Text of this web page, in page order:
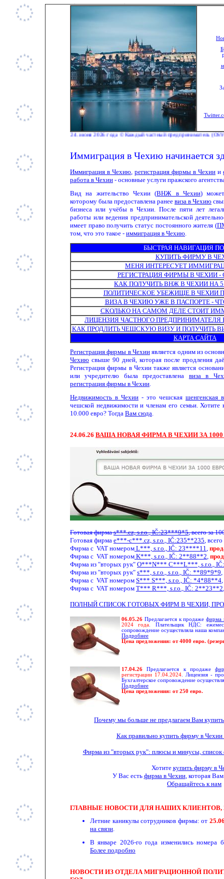
© 24. июня 2026 года © Каждый частный предприниматель (OSVČ) в Чехии с
Иммиграция в Чехию начинается
Иммиграция в Чехию, регистрация фирмы в Чехии и
работа в Чехии - основные услуги пражского
Вид на жительство Чехии (ВНЖ в Чехии)
которому была предоставлена ранее виза в Чехию
бизнеса или учёбы в Чехии. После пяти лет
работы или ведения предпринимательской
имеет право получить статус постоянного жителя (
том, что это такое - иммиграция в Чехию
БЫСТРАЯ НАВИГАЦИЯ
КУПИТЬ ФИРМУ В
МЕНЯ ИНТЕРЕСУЕТ
РЕГИСТРАЦИЯ ФИРМЫ В ЧЕХИИ -
КАК ПОЛУЧИТЬ ВНЖ В ЧЕХИИ НА
ПОЛИТИЧЕСКОЕ УБЕЖИЩЕ В ЧЕХИИ
ВИЗА В ЧЕХИЮ УЖЕ В ПАСПОРТЕ -
СКОЛЬКО НА САМОМ ДЕЛЕ СТОИТ
ЛИЦЕНЗИЯ ЧАСТНОГО ПРЕДПРИНИМАТЕЛЯ
КАК ПРОДЛИТЬ ЧЕШСКУЮ ВИЗУ И ПОЛУЧИТЬ
КАРТА САЙТА
Регистрация фирмы в Чехии является одним из
Чехию свыше 90 дней, которая после продления
Регистрация фирмы в Чехии также является
или учредителю была предоставлена виза в
регистрация фирмы в Чехии.
Недвижимость в Чехии - это чешская шенгенская
чешской недвижимости и членам его семьи.
10.000 евро? Тогда Вам сюда
24.06.26 ВАША НОВАЯ ФИРМА В ЧЕХИИ ЗА
Готовая фирмаs***.cz, s.r.o., IČ:23***9*5, всего за
Готовая фирма e***-c***.cz, s.r.o., IČ:235**235 , всего
Фирма с VAT номером L***, s.r.o., IČ: 23****11
Фирма с VAT номером K***, s.r.o., IČ: 2**88**2
Фирма из "вторых рук" O***N*** C***L***, s.r.o.,
Фирма из "вторых рук" s***, s.r.o., s. r.o., IČ: **89*9*9
Фирма с VAT номером S*** S***, s.r.o., IČ: *4*88**4
Фирма с VAT номером T*** R***, s.r.o., IČ: 2**23**2
ПОЛНЫЙ СПИСОК ГОТОВЫХ ФИРМ В ЧЕХИИ,
06.05.26 Предлагается к продажефирма
2024 года . Плательщик НДС:
сопровождение осуществляла наша
Подробнее
Цена предложения: от 4000 евро.
17.04.26 Предлагается к продаже
регистрации 17.04.2024 . Лицензия -
Бухгалтерское сопровождение
Подробнее
Цена предложения: от 250 евро.
Почему мы больше не предлагаем Вам
Как правильно купить фирму в
Фирма из "вторых рук": плюсы и минусы, список
Хотите купить фирму в
У Вас есть фирма в Чехии, которая
Обращайтесь к нам
ГЛАВНЫЕ НОВОСТИ ДЛЯ НАШИХ КЛИЕНТОВ,
Летние каникулы сотрудников фирмы: от
на связи.
В январе 2026-го года изменились номера
Более подробно
НОВОСТИ ИЗ ОТДЕЛА МИГРАЦИОННОЙ